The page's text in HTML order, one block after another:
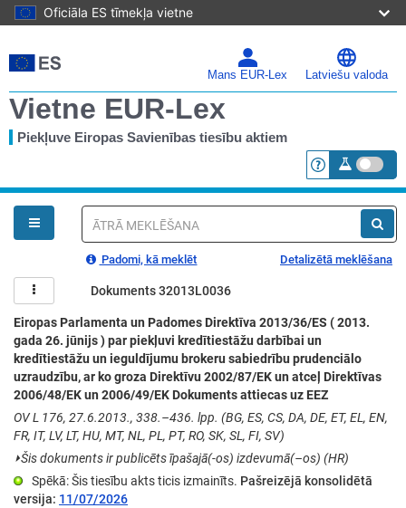
Oficiāla ES tīmekļa vietne
uz
galveno
Mans EUR-Lex Latviešu valoda
Vietne EUR-Lex
Piekļuve Eiropas Savienības tiesību aktiem
<a
Jūs
esat
šeit
Ātrā
Padomi, kā meklēt Detalizētā meklēšana
Dokuments 32013L0036
Eiropas Parlamenta un Padomes Direktīva 2013/36/ES ( 2013.
gada 26. jūnijs ) par piekļuvi kredītiestāžu darbībai un
kredītiestāžu un ieguldījumu brokeru sabiedrību prudenciālo
uzraudzību, ar ko groza Direktīvu 2002/87/EK un atceļ Direktīvas
2006/48/EK un 2006/49/EK Dokuments attiecas uz EEZ
OV L 176, 27.6.2013., 338.–436. lpp. (BG, ES, CS, DA, DE, ET, EL, EN,
FR, IT, LV, LT, HU, MT, NL, PL, PT, RO, SK, SL, FI, SV)
⏵Šis dokuments ir publicēts īpašajā(-os) izdevumā(–os) (HR)
Spēkā: Šis tiesību akts ticis izmainīts. Pašreizējā konsolidētā
versija: 11/07/2026